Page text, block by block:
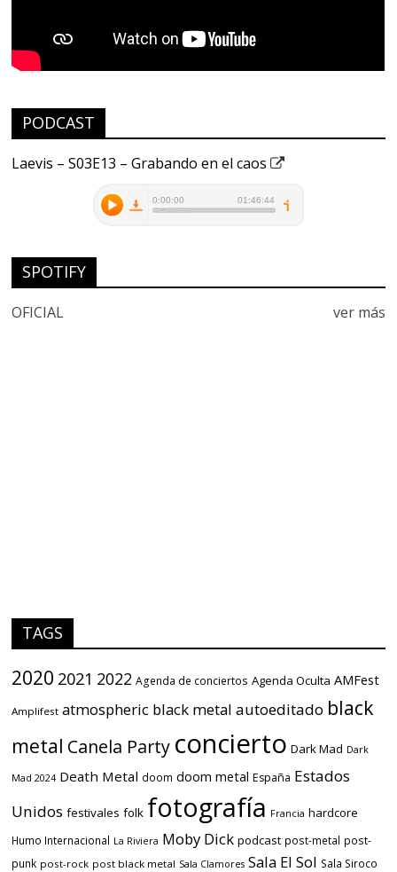
PODCAST
Laevis – S03E13 – Grabando en el caos
SPOTIFY
ver más
OFICIAL
TAGS
2020 2021 2022 Agenda de conciertos Agenda Oculta AMFest
Amplifest atmospheric black metal autoeditado black
metal Canela Party concierto Dark Mad Dark
Mad 2024 Death Metal doom doom metal España Estados
Unidos festivales folk fotografía Francia hardcore
Humo Internacional La Riviera Moby Dick podcast post-metal post-
punk post-rock post black metal Sala Clamores Sala El Sol Sala Siroco